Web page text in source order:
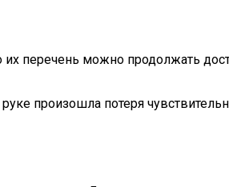
перечень можно продолжать
произошла потеря